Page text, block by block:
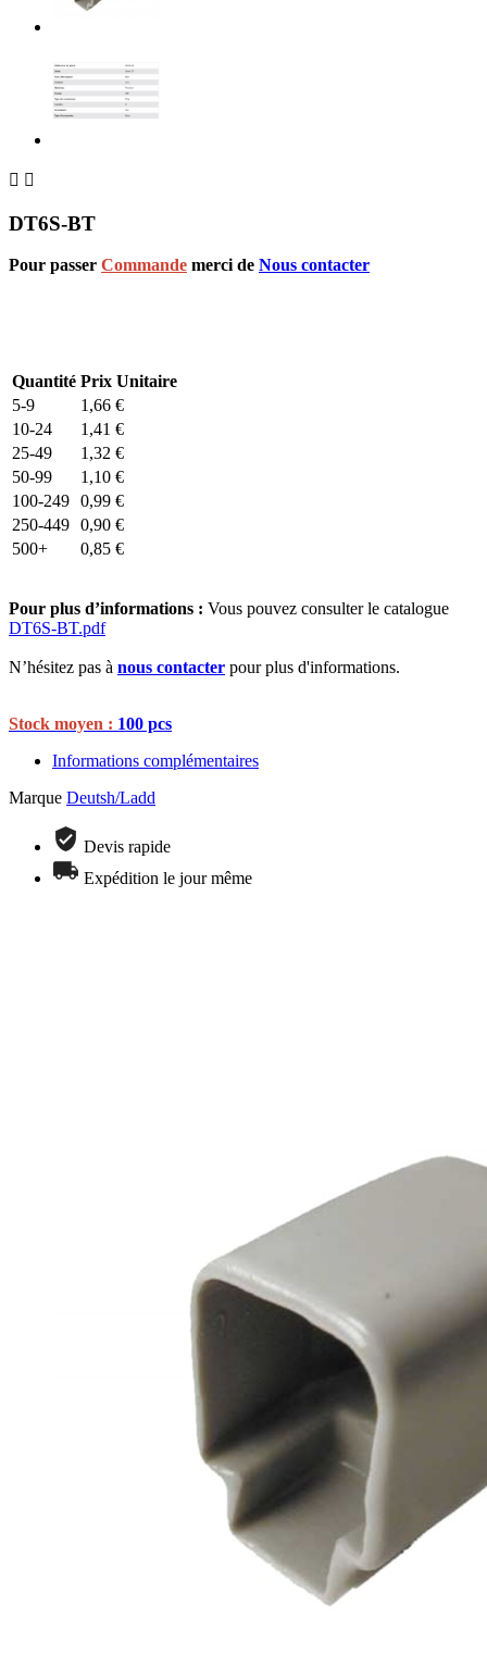
 
DT6S-BT
Pour passer Commande merci de Nous contacter
Quantité Prix Unitaire
5-9
1,66 €
10-24
1,41 €
25-49
1,32 €
50-99
1,10 €
100-249 0,99 €
250-449 0,90 €
500+
0,85 €
Pour plus d’informations : Vous pouvez consulter le catalogue
DT6S-BT.pdf
N’hésitez pas à nous contacter pour plus d'informations.
Stock moyen : 100 pcs
Informations complémentaires
Marque Deutsh/Ladd
Devis rapide
Expédition le jour même